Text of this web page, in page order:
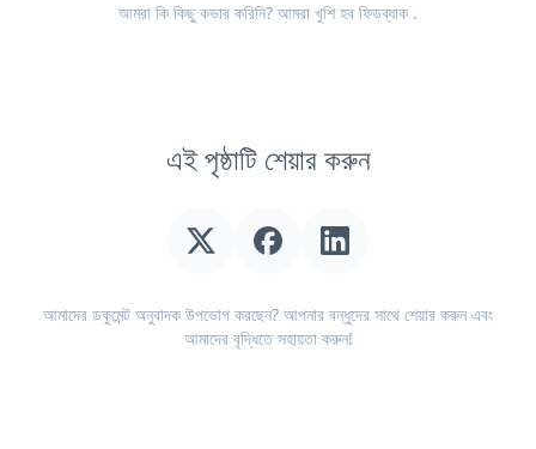
আমরা কি কিছু কভার করিনি? আমরা খুশি হব ফিডব্যাক .
এই পৃষ্ঠাটি শেয়ার করুন
আমাদের ডকুমেন্ট অনুবাদক উপভোগ করছেন? আপনার বন্ধুদের সাথে শেয়ার করুন এবং
আমাদের বৃদ্ধিতে সহায়তা করুন!